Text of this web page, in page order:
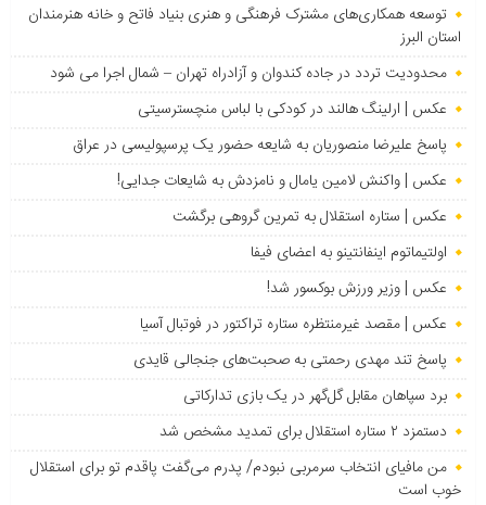
توسعه همکاری‌های مشترک فرهنگی و هنری بنیاد فاتح و خانه هنرمندان
استان البرز
محدودیت تردد در جاده کندوان و آزادراه تهران – شمال اجرا می شود
عکس | ارلینگ هالند در کودکی با لباس منچسترسیتی
پاسخ علیرضا منصوریان به شایعه حضور یک پرسپولیسی در عراق
عکس | واکنش لامین یامال و نامزدش به شایعات جدایی!
عکس | ستاره استقلال به تمرین گروهی برگشت
اولتیماتوم اینفانتینو به اعضای فیفا
عکس | وزیر ورزش بوکسور شد!
عکس | مقصد غیرمنتظره ستاره تراکتور در فوتبال آسیا
پاسخ تند مهدی رحمتی به صحبت‌های جنجالی قایدی
برد سپاهان مقابل گل‌گهر در یک بازی تدارکاتی
دستمزد ۲ ستاره استقلال برای تمدید مشخص شد
من مافیای انتخاب سرمربی نبودم/ پدرم می‌گفت پاقدم تو برای استقلال
خوب است